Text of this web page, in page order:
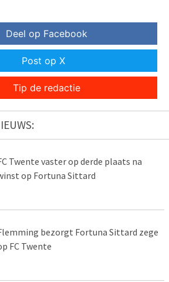
Deel op Facebook
Post op X
Tip de redactie
Twente vaster op derde plaats na
op Fortuna Sittard
bezorgt Fortuna Sittard zege
FC Twente